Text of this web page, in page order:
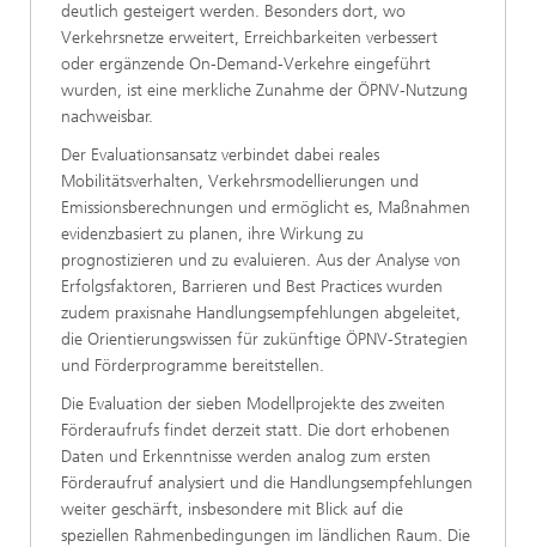
deutlich gesteigert werden. Besonders dort, wo
Verkehrsnetze erweitert, Erreichbarkeiten verbessert
oder ergänzende On-Demand-Verkehre eingeführt
wurden, ist eine merkliche Zunahme der ÖPNV-Nutzung
nachweisbar.
Der Evaluationsansatz verbindet dabei reales
Mobilitätsverhalten, Verkehrsmodellierungen und
Emissionsberechnungen und ermöglicht es, Maßnahmen
evidenzbasiert zu planen, ihre Wirkung zu
prognostizieren und zu evaluieren. Aus der Analyse von
Erfolgsfaktoren, Barrieren und Best Practices wurden
zudem praxisnahe Handlungsempfehlungen abgeleitet,
die Orientierungswissen für zukünftige ÖPNV-Strategien
und Förderprogramme bereitstellen.
Die Evaluation der sieben Modellprojekte des zweiten
Förderaufrufs findet derzeit statt. Die dort erhobenen
Daten und Erkenntnisse werden analog zum ersten
Förderaufruf analysiert und die Handlungsempfehlungen
weiter geschärft, insbesondere mit Blick auf die
speziellen Rahmenbedingungen im ländlichen Raum. Die